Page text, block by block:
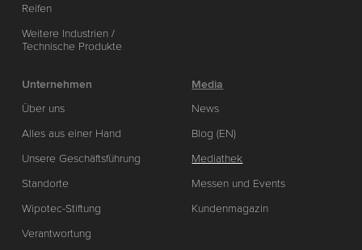
Reifen
Weitere Industrien /
Technische Produkte
Unternehmen
Über uns
Alles aus einer Hand
Unsere Geschäftsführung
Standorte
Wipotec-Stiftung
Verantwortung
Media
News
Blog (EN)
Mediathek
Messen und Events
Kundenmagazin